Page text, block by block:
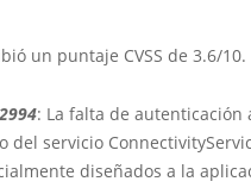
un puntaje CVSS de 3.6/10.
: La falta de autenticación
del servicio
diseñados a la